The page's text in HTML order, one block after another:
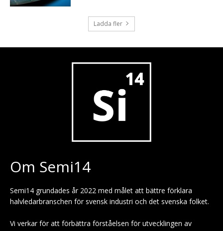
Ladda fler
Om Semi14
Semi14 grundades år 2022 med målet att bättre förklara
halvledarbranschen för svensk industri och det svenska folket.
Vi verkar för att förbättra förståelsen för utvecklingen av